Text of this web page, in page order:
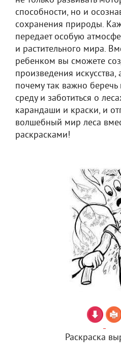
способности, но и
сохранения природы.
передает особую
и растительного мира.
ребенком вы сможете
произведения искусства,
почему так важно
среду и заботиться о
карандаши и краски, и
волшебный мир леса
раскрасками!
Раскраска